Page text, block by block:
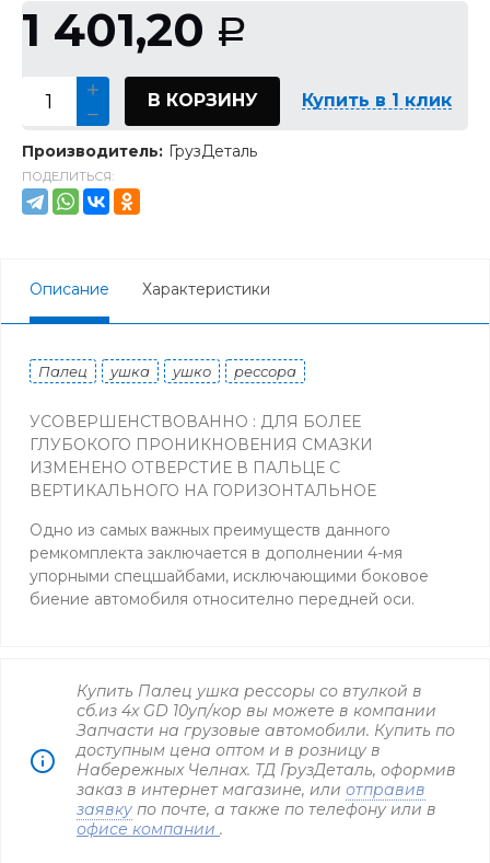
1 401,20 Р
В КОРЗИНУ Купить в 1 клик
Производитель: ГрузДеталь
ПОДЕЛИТЬСЯ:
Описание Характеристики
Палец ушка ушко рессора
УСОВЕРШЕНСТВОВАННО : ДЛЯ БОЛЕЕ
ГЛУБОКОГО ПРОНИКНОВЕНИЯ СМАЗКИ
ИЗМЕНЕНО ОТВЕРСТИЕ В ПАЛЬЦЕ С
ВЕРТИКАЛЬНОГО НА ГОРИЗОНТАЛЬНОЕ
Одно из самых важных преимуществ данного
ремкомплекта заключается в дополнении 4-мя
упорными спецшайбами, исключающими боковое
биение автомобиля относително передней оси.
Купить Палец ушка рессоры со втулкой в
сб.из 4х GD 10уп/кор вы можете в компании
Запчасти на грузовые автомобили. Купить по
доступным цена оптом и в розницу в
Набережных Челнах. ТД ГрузДеталь, оформив
заказ в интернет магазине, или отправив
заявку по почте, а также по телефону или в
офисе компании .